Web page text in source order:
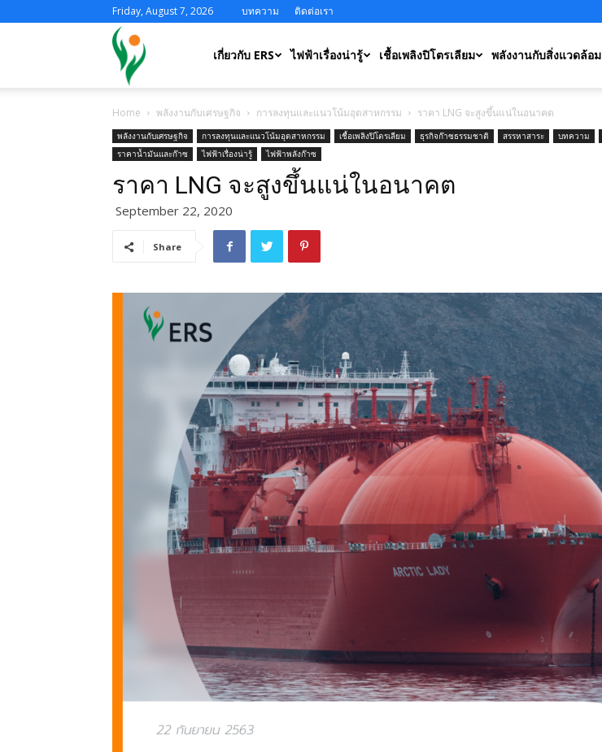
Friday, August 7, 2026 บทความ ติดต่อเรา
ERS เกี่ยวกับ ERS ไฟฟ้าเรื่องน่ารู้ เชื้อเพลิงปิโตรเลียม พลังงานกับสิ่งแวดล้อม
Home พลังงานกับเศรษฐกิจ การลงทุนและแนวโน้มอุตสาหกรรม ราคา LNG จะสูงขึ้นแน่ในอนาคต
พลังงานกับเศรษฐกิจ การลงทุนและแนวโน้มอุตสาหกรรม เชื้อเพลิงปิโตรเลียม ธุรกิจก๊าซธรรมชาติ สรรหาสาระ บทความ
ราคาน้ำมันและก๊าซ
ไฟฟ้าเรื่องน่ารู้ ไฟฟ้าพลังก๊าซ
ราคา LNG จะสูงขึ้นแน่ในอนาคต
September 22, 2020
Share